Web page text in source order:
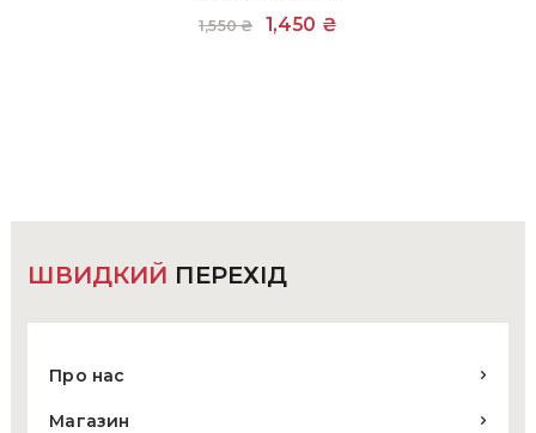
1,550₴
Оригінальна
1,450 ₴
ШВИДКИЙ ПЕРЕХІД
Про нас
Магазин